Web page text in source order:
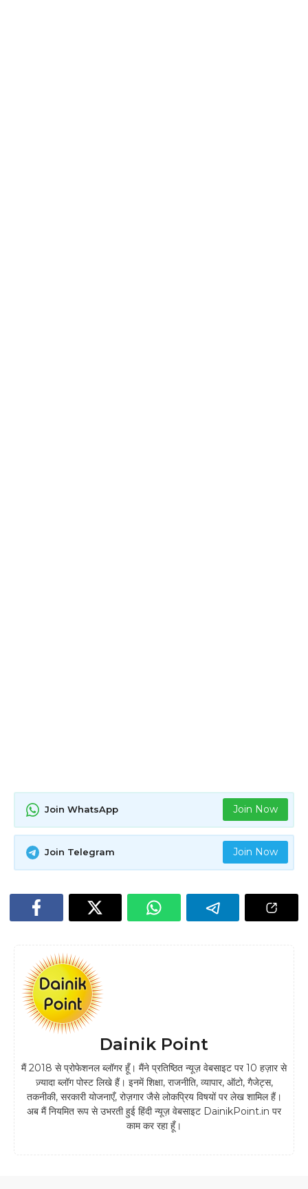
Join WhatsApp Join Now
Join Telegram Join Now
Dainik Point
मैं 2018 से प्रोफेशनल ब्लॉगर हूँ। मैंने प्रतिष्ठित न्यूज़ वेबसाइट पर 10 हज़ार से
ज़्यादा ब्लॉग पोस्ट लिखे हैं। इनमें शिक्षा, राजनीति, व्यापार, ऑटो, गैजेट्स,
तकनीकी, सरकारी योजनाएँ, रोज़गार जैसे लोकप्रिय विषयों पर लेख शामिल हैं।
अब मैं नियमित रूप से उभरती हुई हिंदी न्यूज़ वेबसाइट DainikPoint.in पर
काम कर रहा हूँ।